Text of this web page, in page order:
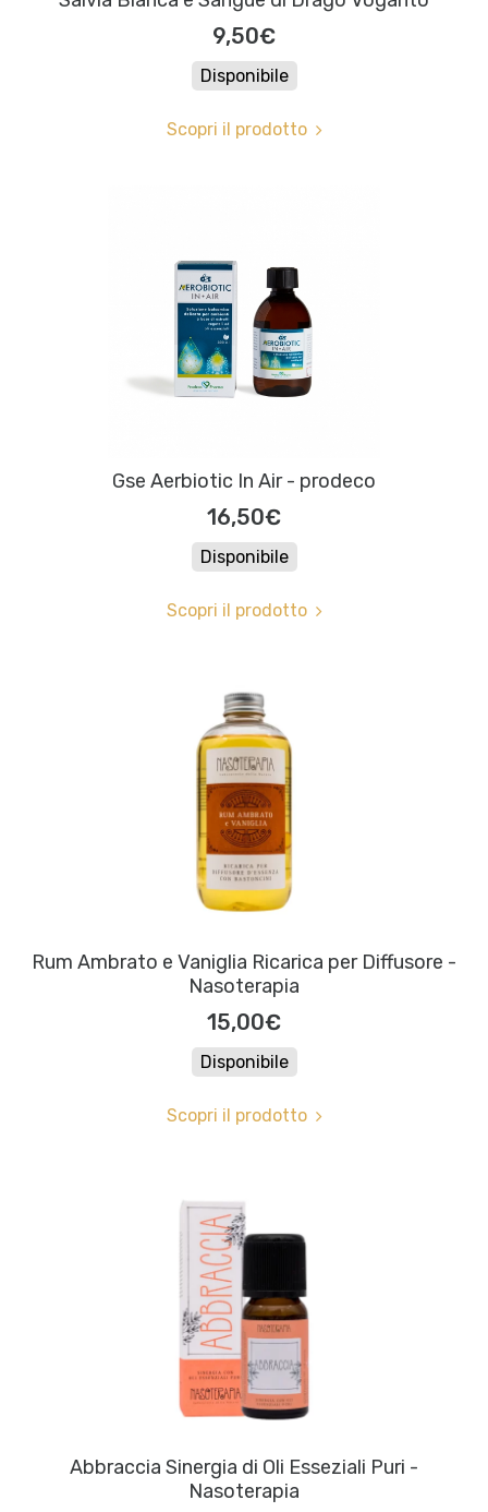
9,50€
Disponibile
Scopri il prodotto
Gse Aerbiotic In Air - prodeco
16,50€
Disponibile
Scopri il prodotto
Rum Ambrato e Vaniglia Ricarica per Diffusore -
Nasoterapia
15,00€
Disponibile
Scopri il prodotto
Abbraccia Sinergia di Oli Esseziali Puri -
Nasoterapia